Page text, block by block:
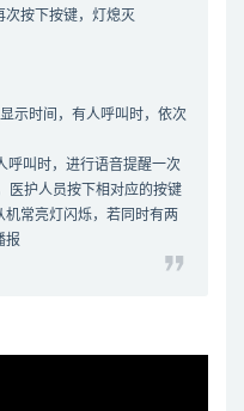
次按下按键，灯熄灭
示时间，有人呼叫时，依次
呼叫时，进行语音提醒一次
医护人员按下相对应的按键
常亮灯闪烁，若同时有两
报